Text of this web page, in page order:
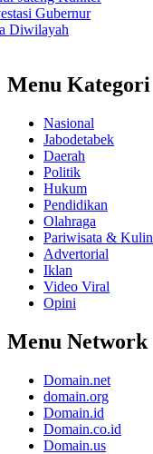
Gubernur
Menu Kategori
Nasional
Jabodetabek
Daerah
Politik
Hukum
Pendidikan
Olahraga
Pariwisata &
Advertorial
Iklan
Video Viral
Opini
Menu Network
Domain.net
domain.org
Domain.id
Domain.co.id
Domain.us